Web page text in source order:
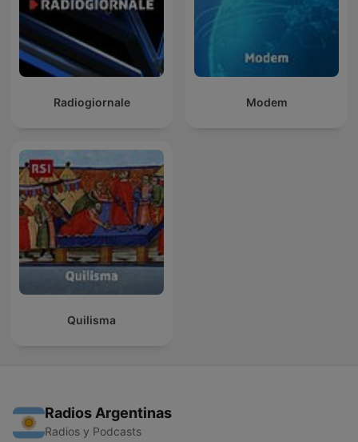
Radiogiornale Modem
Quilisma
Radios Argentinas
Radios y Podcasts